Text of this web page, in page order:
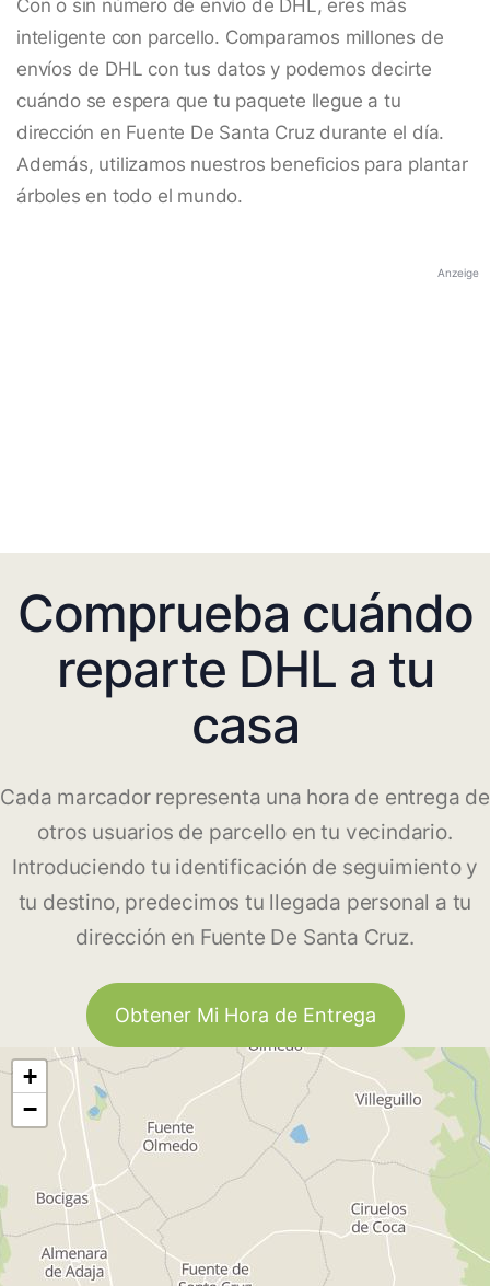
Con o sin número de envío de DHL, eres más
inteligente con parcello. Comparamos millones de
envíos de DHL con tus datos y podemos decirte
cuándo se espera que tu paquete llegue a tu
dirección en Fuente De Santa Cruz durante el día.
Además, utilizamos nuestros beneficios para plantar
árboles en todo el mundo.
Anzeige
Comprueba cuándo
reparte DHL a tu
casa
Cada marcador representa una hora de entrega de
otros usuarios de parcello en tu vecindario.
Introduciendo tu identificación de seguimiento y
tu destino, predecimos tu llegada personal a tu
dirección en Fuente De Santa Cruz.
Obtener Mi Hora de Entrega
+
−